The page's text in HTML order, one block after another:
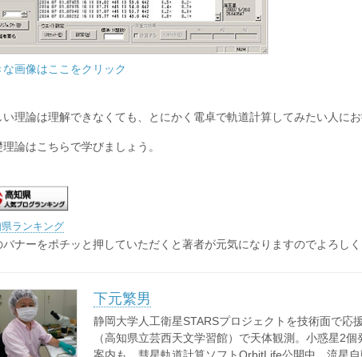
な画像はここをクリック
い理論は理解できなくても、とにかく電卓で軌道計算してみたい人にお
理論はこちらで学びましょう。
県ランキング
バナーをポチッと押していただくと著者が元気になりますのでよろしく
下元繁男
静岡大学人工衛星STARSプロジェクトを技術面で応
（高知県立芸西天文学習館）で天体観測。小惑星2